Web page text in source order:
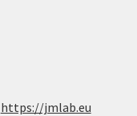
https://jmlab.eu